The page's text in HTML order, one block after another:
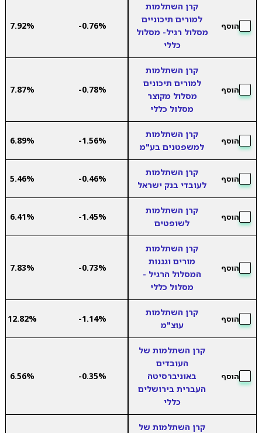
הוסף
קרן השתלמות
למורים תיכוניים
מסלול רגיל- מסלול
כללי
-0.76%
7.92%
הוסף
קרן השתלמות
למורים תיכונים
מסלול מקוצר
מסלול כללי
-0.78%
7.87%
הוסף
קרן השתלמות
למשפטנים בע"מ
-1.56%
6.89%
הוסף
קרן השתלמות
לעובדי בנק ישראל
-0.46%
5.46%
הוסף
קרן השתלמות
לשופטים
-1.45%
6.41%
הוסף
קרן השתלמות
מורים וגננות
המסלול הרגיל -
מסלול כללי
-0.73%
7.83%
הוסף
קרן השתלמות
עוצ"מ
-1.14%
12.82%
הוסף
קרן השתלמות של
העובדים
באוניברסיטה
העברית בירושלים
כללי
-0.35%
6.56%
קרן השתלמות של